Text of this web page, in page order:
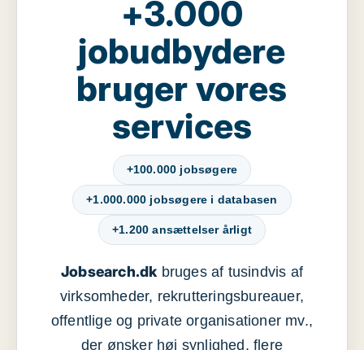
+3.000
jobudbydere
bruger vores
services
+100.000 jobsøgere
+1.000.000 jobsøgere i databasen
+1.200 ansættelser årligt
Jobsearch.dkbruges af tusindvis af
virksomheder, rekrutteringsbureauer,
offentlige og private organisationer mv.,
der ønsker høj synlighed, flere